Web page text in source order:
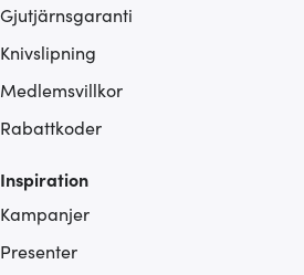
Gjutjärnsgaranti
Knivslipning
Medlemsvillkor
Rabattkoder
Inspiration
Kampanjer
Presenter